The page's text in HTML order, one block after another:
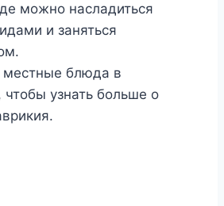
можно насладиться
и заняться
местные блюда в
чтобы узнать больше о